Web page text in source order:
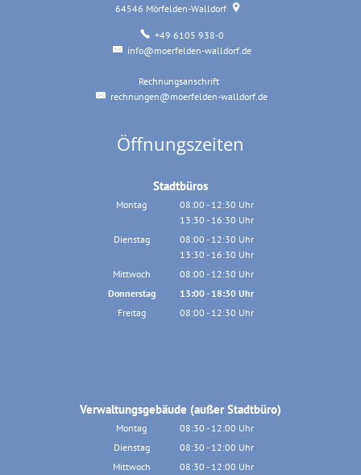
64546 Mörfelden-Walldorf
+49 6105 938-0
info@moerfelden-walldorf.de
Rechnungsanschrift
rechnungen@moerfelden-walldorf.de
Öffnungszeiten
Stadtbüros
Montag 08:00 - 12:30 Uhr
Von 08:00 bis 12:30 Uhr
13:30 - 16:30 Uhr
Von 13:30 bis 16:30 Uhr
Dienstag 08:00 - 12:30 Uhr
Von 08:00 bis 12:30 Uhr
13:30 - 16:30 Uhr
Von 13:30 bis 16:30 Uhr
Mittwoch 08:00 - 12:30 Uhr
Von 08:00 bis 12:30 Uhr
Donnerstag 13:00- 18:30 Uhr
Von 13:00 bis 18:30 Uhr
Freitag 08:00 - 12:30 Uhr
Verwaltungsgebäude (außer Stadtbüro)
Montag 08:30 - 12:00 Uhr
Von 08:30 bis 12:00 Uhr
Dienstag 08:30 - 12:00 Uhr
Von 08:30 bis 12:00 Uhr
Mittwoch 08:30 - 12:00 Uhr